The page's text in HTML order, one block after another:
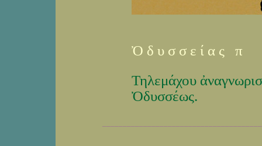
Ὀ δ υ σ σ ε ί α ς π
Τηλεμάχου
Ὀδυσσέως.